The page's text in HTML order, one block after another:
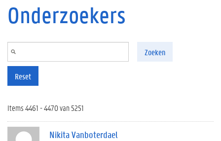
Onderzoekers
Zoeken
Reset
Items 4461 - 4470 van 5251
Nikita Vanboterdael